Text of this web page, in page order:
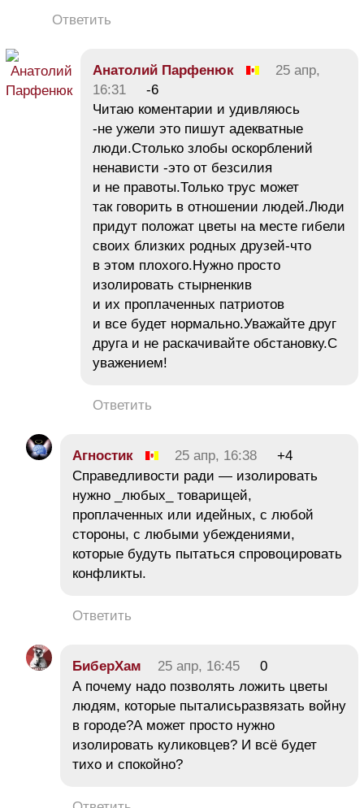
Ответить
Анатолий Парфенюк
25 апр,
16:31
-6
Читаю коментарии и удивляюсь
-не ужели это пишут адекватные
люди.Столько злобы оскорблений
ненависти -это от безсилия
и не правоты.Только трус может
так говорить в отношении людей.Люди
придут положат цветы на месте гибели
своих близких родных друзей-что
в этом плохого.Нужно просто
изолировать стырненкив
и их проплаченных патриотов
и все будет нормально.Уважайте друг
друга и не раскачивайте обстановку.С
уважением!
Ответить
Агностик 25 апр, 16:38
+4
Справедливости ради — изолировать
нужно _любых_ товарищей,
проплаченных или идейных, с любой
стороны, с любыми убеждениями,
которые будуть пытаться спровоцировать
конфликты.
Ответить
БиберХам 25 апр, 16:45
0
А почему надо позволять ложить цветы
людям, которые пыталисьразвязать войну
в городе?А может просто нужно
изолировать куликовцев? И всё будет
тихо и спокойно?